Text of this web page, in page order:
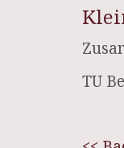
TU